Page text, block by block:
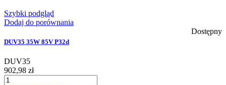
Szybki podgląd
Dodaj do porównania
Dostępny
DUV35 35W 85V P32d
DUV35
902,98 zł